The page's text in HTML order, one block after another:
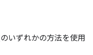
いずれかの方法を使用